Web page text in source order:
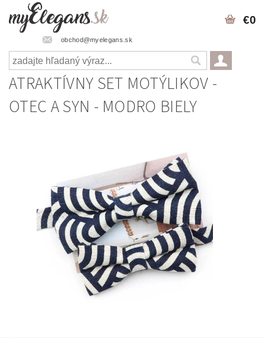
obchod@myelegans.sk
€0
ATRAKTÍVNY SET MOTÝLIKOV -
OTEC A SYN - MODRO BIELY